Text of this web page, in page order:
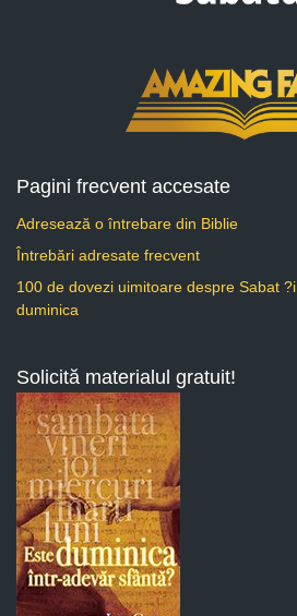
Pagini frecvent accesate
Adresează o întrebare din Biblie
Întrebări adresate frecvent
100 de dovezi uimitoare despre Sabat ?i
duminica
Solicită materialul gratuit!